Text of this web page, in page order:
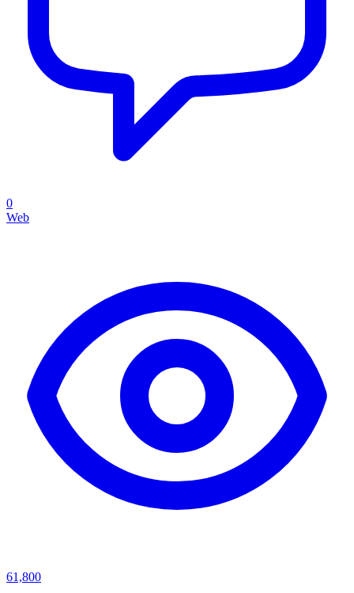
0
Web
61,800